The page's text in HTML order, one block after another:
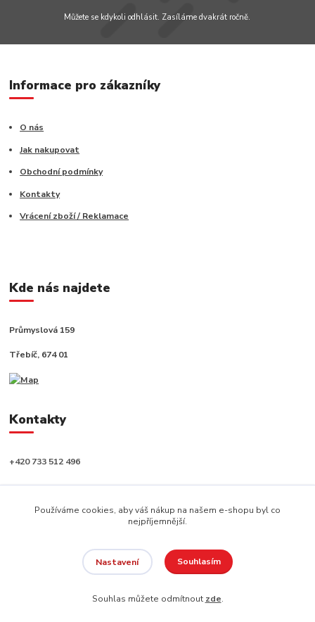
Můžete se kdykoli odhlásit. Zasíláme dvakrát ročně.
Informace pro zákazníky
O nás
Jak nakupovat
Obchodní podmínky
Kontakty
Vrácení zboží / Reklamace
Kde nás najdete
Průmyslová 159
Třebíč, 674 01
Kontakty
+420 733 512 496
info@capushop.cz
Vytvořeno na
Eshop-rychle.cz
Používáme cookies, aby váš nákup na našem e-shopu byl co
nejpříjemnější.
Nastavení Souhlasím
Souhlas můžete odmítnout zde.